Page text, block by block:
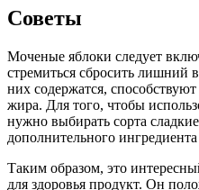
Советы
Моченые яблоки следует
стремиться сбросить лишний
них содержатся,
жира. Для того, чтобы
нужно выбирать сорта
дополнительного
Таким образом, это
для здоровья продукт. Он